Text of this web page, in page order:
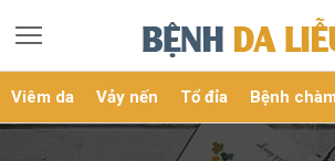
Viêm da Vảy nến Tổ đỉa Bệnh chàm